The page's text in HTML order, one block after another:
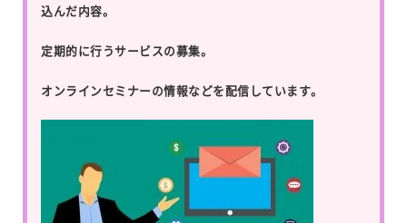
込んだ内容。
定期的に行うサービスの募集。
オンラインセミナーの情報などを配信しています。